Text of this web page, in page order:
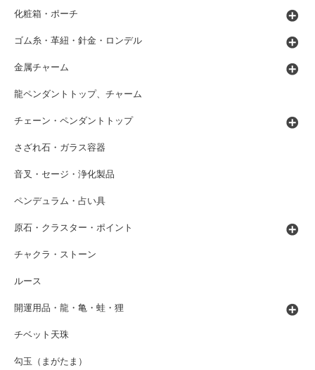
化粧箱・ポーチ
ゴム糸・革紐・針金・ロンデル
金属チャーム
龍ペンダントトップ、チャーム
チェーン・ペンダントトップ
さざれ石・ガラス容器
音叉・セージ・浄化製品
ペンデュラム・占い具
原石・クラスター・ポイント
チャクラ・ストーン
ルース
開運用品・龍・亀・蛙・狸
チベット天珠
勾玉（まがたま）